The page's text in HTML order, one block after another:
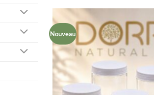
Nouveau